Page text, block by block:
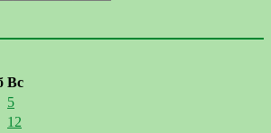
Вс
5
12